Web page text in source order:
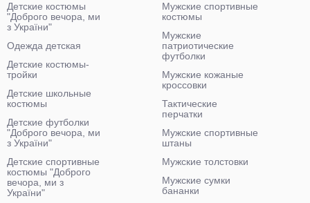
Детские костюмы
"Доброго вечора, ми
з України"
Одежда детская
Детские костюмы-
тройки
Детские школьные
костюмы
Детские футболки
"Доброго вечора, ми
з України"
Детские спортивные
костюмы "Доброго
вечора, ми з
України"
Мужские спортивные
костюмы
Мужские
патриотические
футболки
Мужские кожаные
кроссовки
Тактические
перчатки
Мужские спортивные
штаны
Мужские толстовки
Мужские сумки
бананки